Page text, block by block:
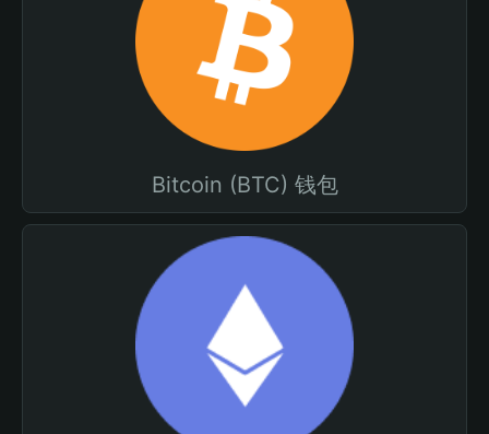
Bitcoin (BTC) 钱包